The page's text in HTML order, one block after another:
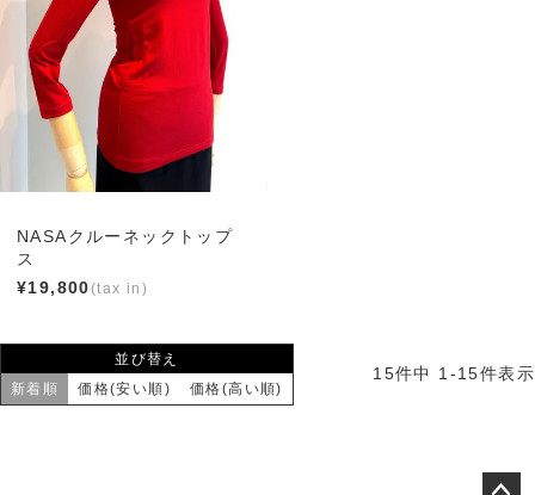
NASAクルーネックトップ
ス
¥19,800
並び替え
新着順
価格(安い順) 価格(高い順)
15件中 1-15件表示